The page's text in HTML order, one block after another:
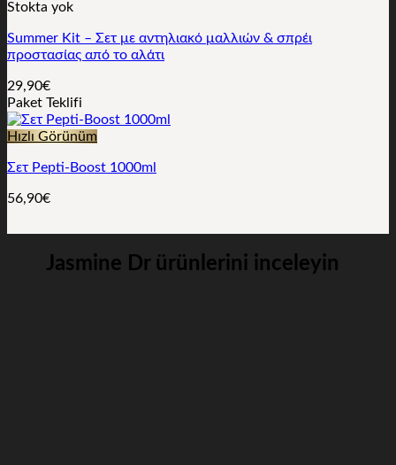
Stokta yok
Summer Kit – Σετ με αντηλιακό μαλλιών & σπρέι
προστασίας από το αλάτι
29,90€
Paket Teklifi
Hızlı Görünüm
Σετ Pepti-Boost 1000ml
56,90€
Jasmine Dr ürünlerini inceleyin